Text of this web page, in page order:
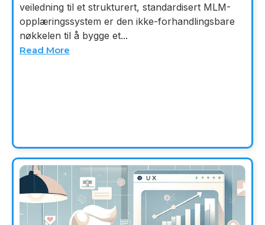
veiledning til et strukturert, standardisert MLM-
opplæringssystem er den ikke-forhandlingsbare
nøkkelen til å bygge et...
Read More